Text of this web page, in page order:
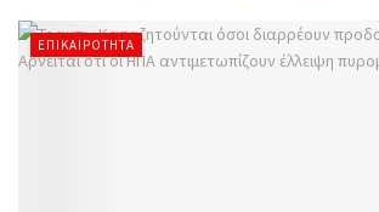
ΕΠΙΚΑΙΡΌΤΗΤΑ